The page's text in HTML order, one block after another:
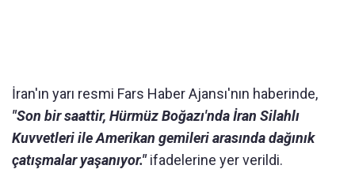
İran'ın yarı resmi Fars Haber Ajansı'nın haberinde,
"Son bir saattir, Hürmüz Boğazı'nda İran Silahlı
Kuvvetleri ile Amerikan gemileri arasında dağınık
çatışmalar yaşanıyor."ifadelerine yer verildi.